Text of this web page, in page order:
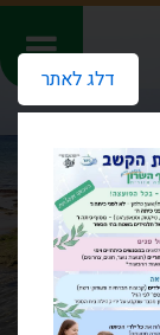
דלג לאתר